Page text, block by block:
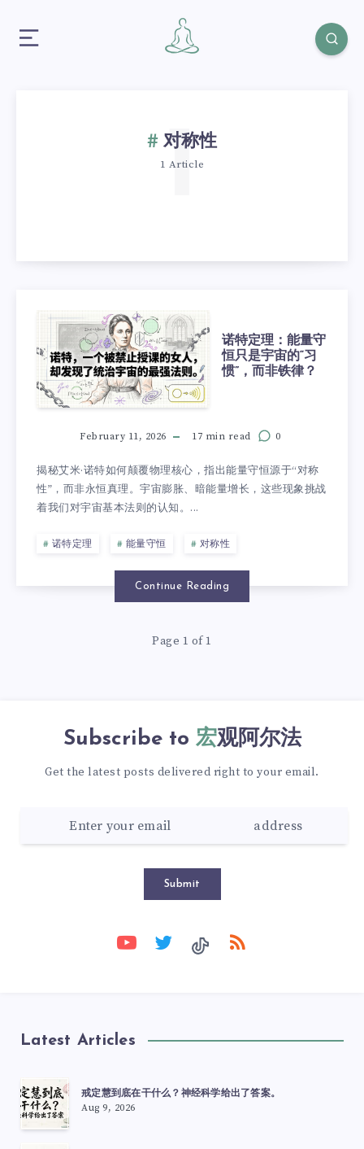
对称性
1 Article
1
诺特定理：能量守
恒只是宇宙的“习
惯”，而非铁律？
February 11, 2026 17 min read 0
揭秘艾米·诺特如何颠覆物理核心，指出能量守恒源于“对称
性”，而非永恒真理。宇宙膨胀、暗能量增长，这些现象挑战
着我们对宇宙基本法则的认知。...
诺特定理 能量守恒 对称性
Continue Reading
Page 1 of 1
Subscribe to 宏观阿尔法
Get the latest posts delivered right to your email.
Submit
Latest Articles
戒定慧到底在干什么？神经科学给出了答案。
Aug 9, 2026